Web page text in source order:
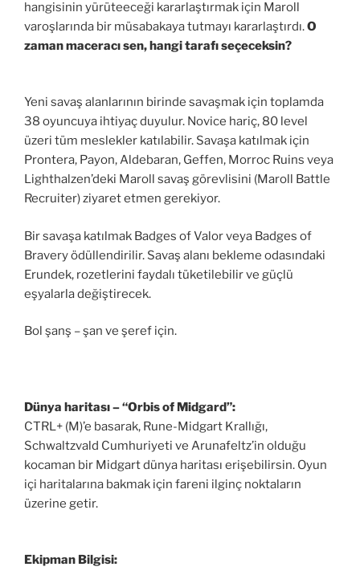
hangisinin yürüteeceği kararlaştırmak için Maroll
varoşlarında bir müsabakaya tutmayı kararlaştırdı.O
zaman maceracı sen, hangi tarafı seçeceksin?
Yeni savaş alanlarının birinde savaşmak için toplamda
38 oyuncuya ihtiyaç duyulur. Novice hariç, 80 level
üzeri tüm meslekler katılabilir. Savaşa katılmak için
Prontera, Payon, Aldebaran, Geffen, Morroc Ruins veya
Lighthalzen’deki Maroll savaş görevlisini (Maroll Battle
Recruiter) ziyaret etmen gerekiyor.
Bir savaşa katılmak Badges of Valor veya Badges of
Bravery ödüllendirilir. Savaş alanı bekleme odasındaki
Erundek, rozetlerini faydalı tüketilebilir ve güçlü
eşyalarla değiştirecek.
Bol şanş – şan ve şeref için.
Dünya haritası – “Orbis of Midgard”:
CTRL+ (M)’e basarak, Rune-Midgart Krallığı,
Schwaltzvald Cumhuriyeti ve Arunafeltz’in olduğu
kocaman bir Midgart dünya haritası erişebilirsin. Oyun
içi haritalarına bakmak için fareni ilginç noktaların
üzerine getir.
Ekipman Bilgisi: